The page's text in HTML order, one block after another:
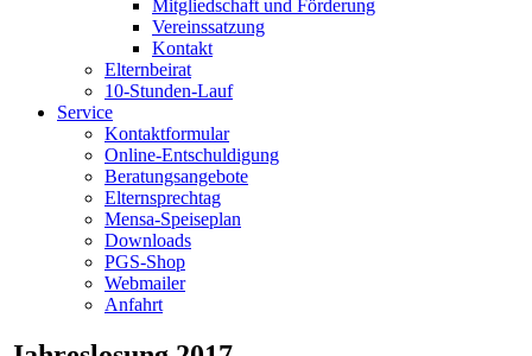
Mitgliedschaft und Förderung
Vereinssatzung
Kontakt
Elternbeirat
10-Stunden-Lauf
Service
Kontaktformular
Online-Entschuldigung
Beratungsangebote
Elternsprechtag
Mensa-Speiseplan
Downloads
PGS-Shop
Webmailer
Anfahrt